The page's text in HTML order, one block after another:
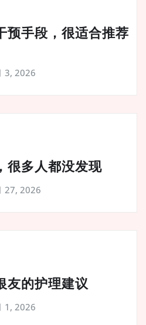
预手段，很适合推荐
3, 2026
很多人都没发现
27, 2026
友的护理建议
1, 2026